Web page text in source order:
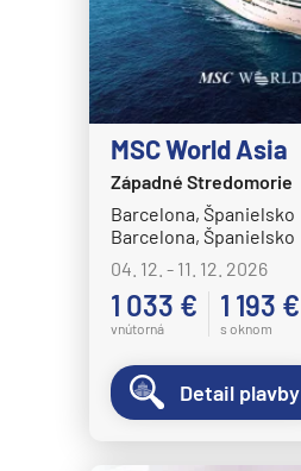
MSC World Asia
Západné Stredomorie
Barcelona, Španielsko
Barcelona, Španielsko
04. 12. - 11. 12. 2026
1 033 €
vnútorná
1 193 €
s oknom
Detail plavby